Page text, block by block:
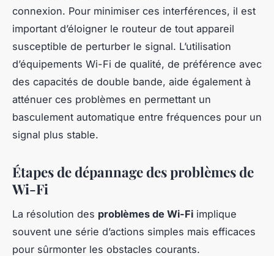
connexion. Pour minimiser ces interférences, il est
important d’éloigner le routeur de tout appareil
susceptible de perturber le signal. L’utilisation
d’équipements Wi-Fi de qualité, de préférence avec
des capacités de double bande, aide également à
atténuer ces problèmes en permettant un
basculement automatique entre fréquences pour un
signal plus stable.
Étapes de dépannage des problèmes de
Wi-Fi
La résolution des problèmes de Wi-Fi implique
souvent une série d’actions simples mais efficaces
pour sûrmonter les obstacles courants.